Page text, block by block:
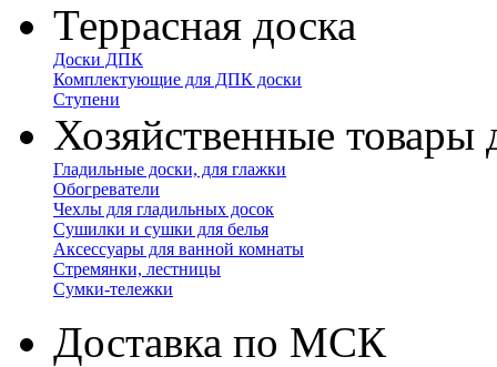
Террасная доска
Доски ДПК
Комплектующие для ДПК доски
Ступени
Хозяйственные товары
Гладильные доски, для глажки
Обогреватели
Чехлы для гладильных досок
Сушилки и сушки для белья
Аксессуары для ванной комнаты
Стремянки, лестницы
Сумки-тележки
Доставка по МСК